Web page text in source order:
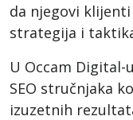
da njegovi
strategija i
U Occam
SEO stručnjaka
izuzetnih